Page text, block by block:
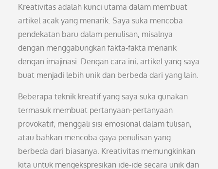
Kreativitas adalah kunci utama dalam membuat
artikel acak yang menarik. Saya suka mencoba
pendekatan baru dalam penulisan, misalnya
dengan menggabungkan fakta-fakta menarik
dengan imajinasi. Dengan cara ini, artikel yang saya
buat menjadi lebih unik dan berbeda dari yang lain.
Beberapa teknik kreatif yang saya suka gunakan
termasuk membuat pertanyaan-pertanyaan
provokatif, menggali sisi emosional dalam tulisan,
atau bahkan mencoba gaya penulisan yang
berbeda dari biasanya. Kreativitas memungkinkan
kita untuk mengekspresikan ide-ide secara unik dan